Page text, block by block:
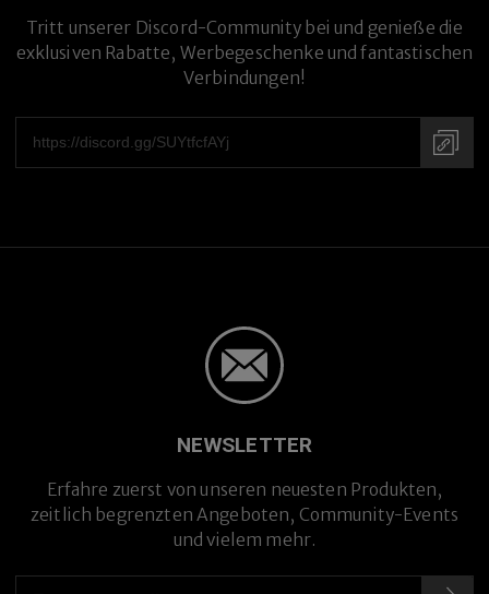
Tritt unserer Discord-Community bei und genieße die
exklusiven Rabatte, Werbegeschenke und fantastischen
Verbindungen!
NEWSLETTER
Erfahre zuerst von unseren neuesten Produkten,
zeitlich begrenzten Angeboten, Community-Events
und vielem mehr.